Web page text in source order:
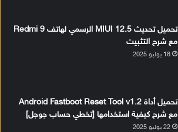
تحميل تحديث MIUI 12.5 الرسمي لهاتف Redmi 9
مع شرح التثبيت
18 يوليو 2025
تحميل أداة Android Fastboot Reset Tool v1.2
مع شرح كيفية استخدامها [تخطي حساب جوجل]
22 يوليو 2025